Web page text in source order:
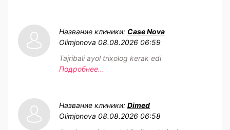
Название клиники: Case Nova
Olimjonova 08.08.2026 06:59
Tajribali ayol trixolog kerak edi
Подробнее...
Название клиники: Dimed
Olimjonova 08.08.2026 06:58